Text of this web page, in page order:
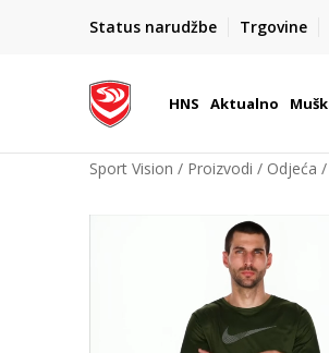
Status narudžbe Trgovine
kontaktirajte nas
HNS Aktualno
Sport Vision Proizvodi Odjeća